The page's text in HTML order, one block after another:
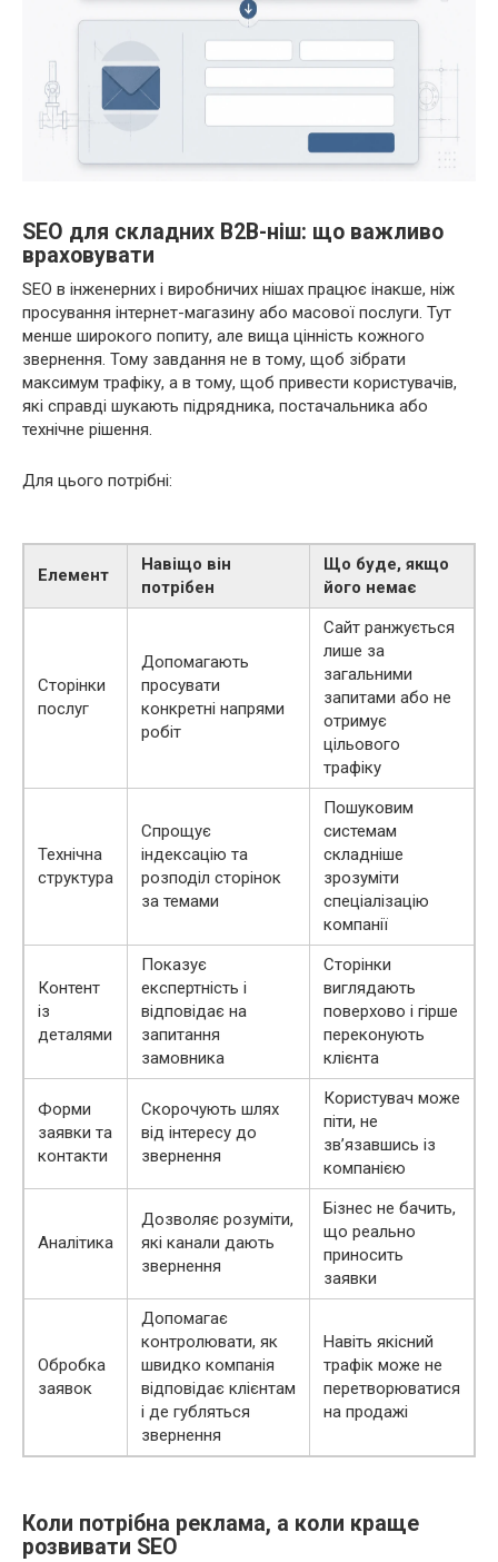
SEO для складних B2B-ніш: що важливо
враховувати
SEO в інженерних і виробничих нішах працює інакше, ніж
просування інтернет-магазину або масової послуги. Тут
менше широкого попиту, але вища цінність кожного
звернення. Тому завдання не в тому, щоб зібрати
максимум трафіку, а в тому, щоб привести користувачів,
які справді шукають підрядника, постачальника або
технічне рішення.
Для цього потрібні:
Елемент
Навіщо він
потрібен
Що буде, якщо
його немає
Сторінки
послуг
Допомагають
просувати
конкретні напрями
робіт
Сайт ранжується
лише за
загальними
запитами або не
отримує
цільового
трафіку
Технічна
структура
Спрощує
індексацію та
розподіл сторінок
за темами
Пошуковим
системам
складніше
зрозуміти
спеціалізацію
компанії
Контент
із
деталями
Показує
експертність і
відповідає на
запитання
замовника
Сторінки
виглядають
поверхово і гірше
переконують
клієнта
Форми
заявки та
контакти
Скорочують шлях
від інтересу до
звернення
Користувач може
піти, не
зв’язавшись із
компанією
Аналітика
Дозволяє розуміти,
які канали дають
звернення
Бізнес не бачить,
що реально
приносить
заявки
Обробка
заявок
Допомагає
контролювати, як
швидко компанія
відповідає клієнтам
і де губляться
звернення
Навіть якісний
трафік може не
перетворюватися
на продажі
Коли потрібна реклама, а коли краще
розвивати SEO